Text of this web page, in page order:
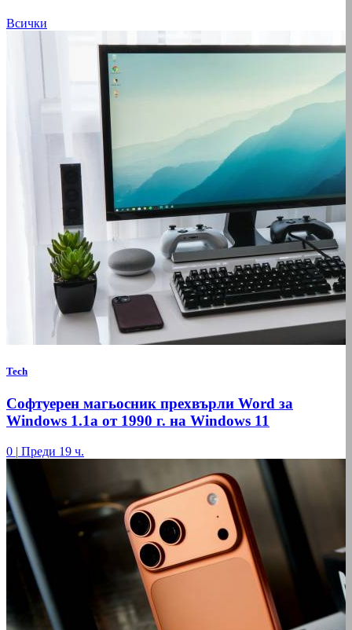
Всички
Tech
Софтуерен магьосник прехвърли Word за
Windows 1.1a от 1990 г. на Windows 11
0 | Преди 19 ч.